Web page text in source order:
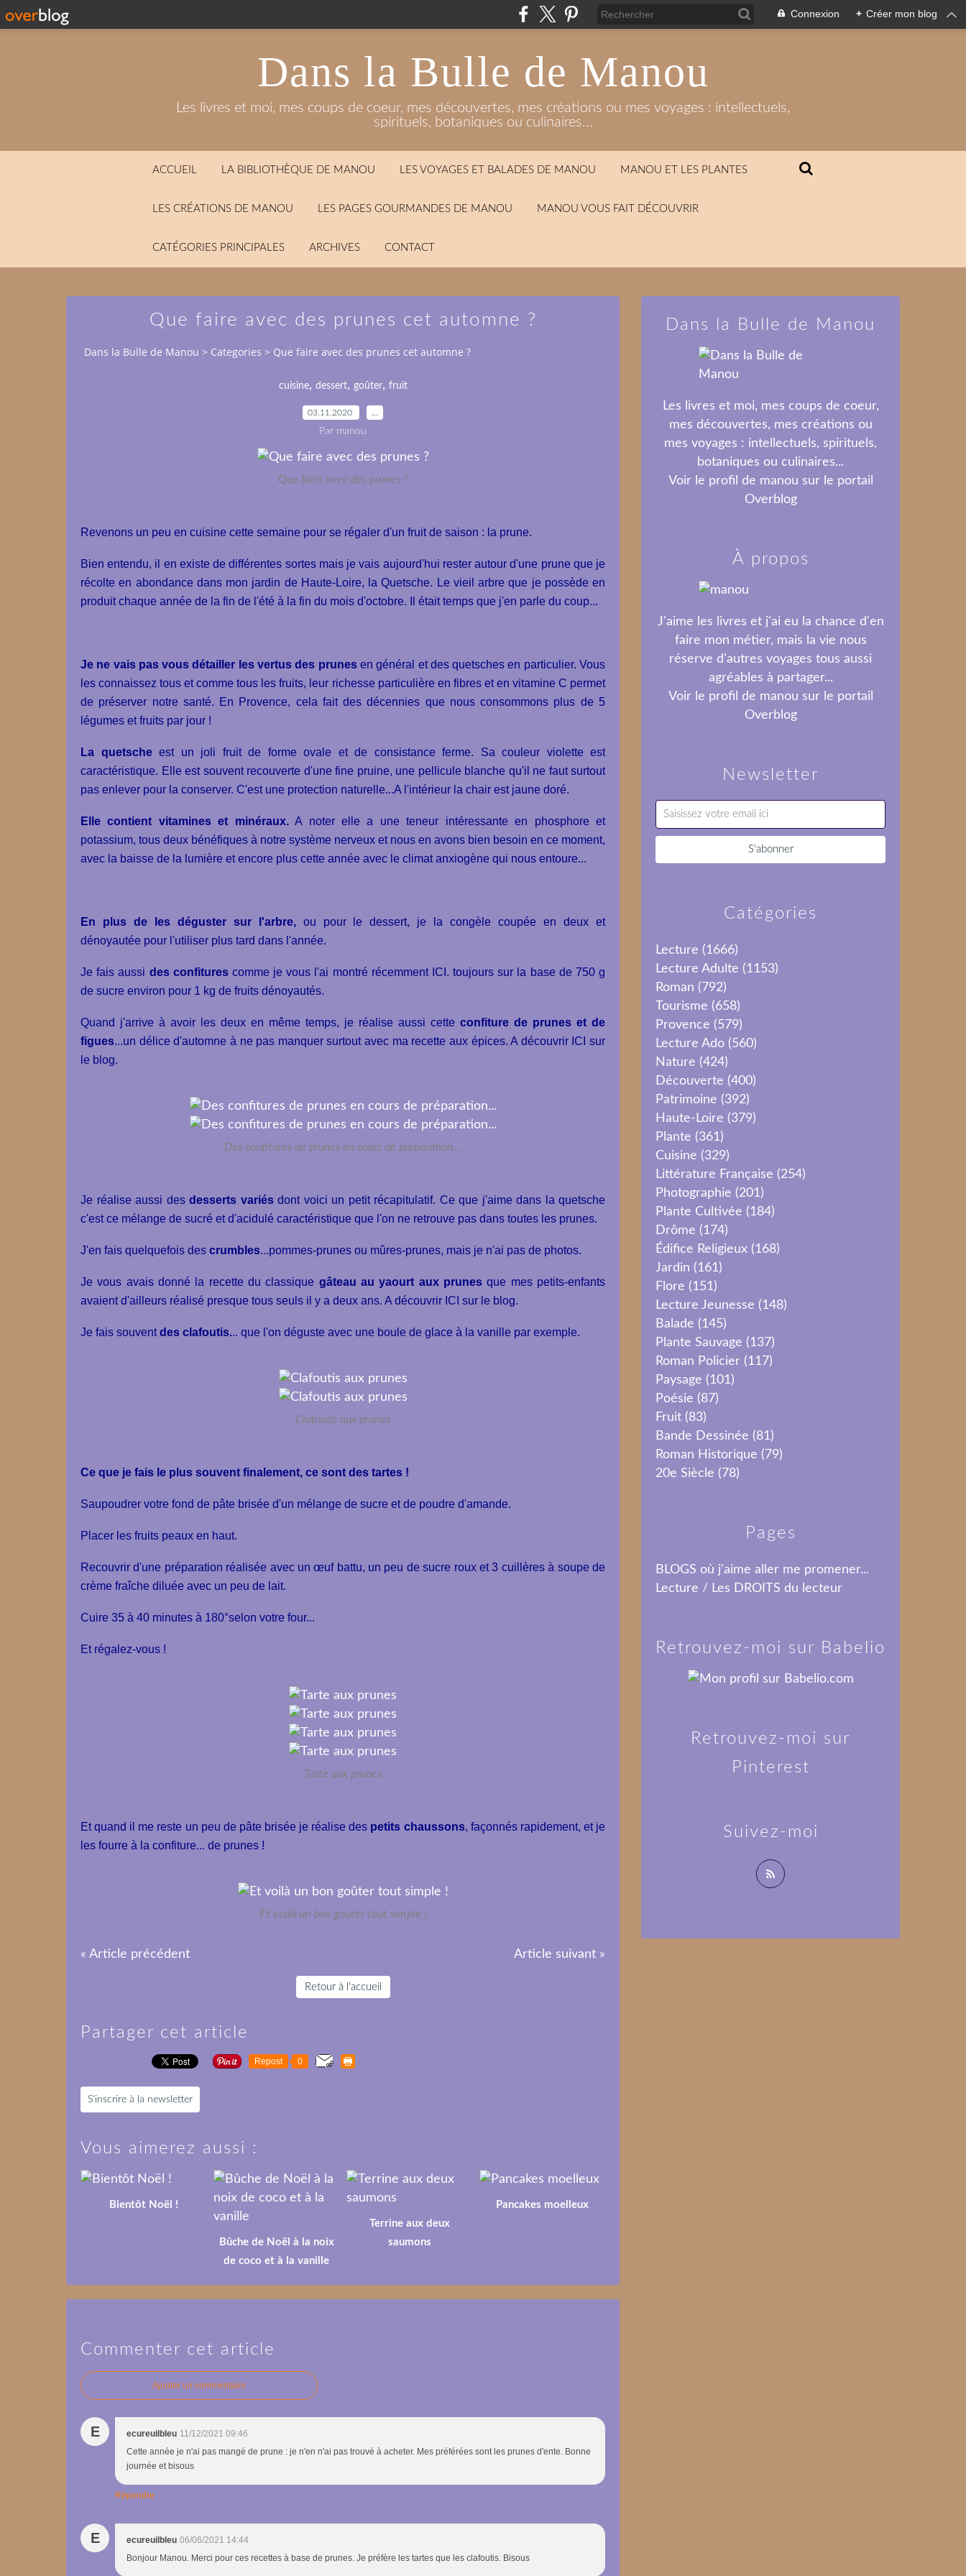
Connexion + Créer mon blog
Dans la Bulle de Manou
Les livres et moi, mes coups de coeur, mes découvertes, mes créations ou mes voyages : intellectuels,
spirituels, botaniques ou culinaires...
ACCUEIL LA BIBLIOTHÈQUE DE MANOU LES VOYAGES ET BALADES DE MANOU MANOU ET LES PLANTES
LES CRÉATIONS DE MANOU LES PAGES GOURMANDES DE MANOU MANOU VOUS FAIT DÉCOUVRIR
CATÉGORIES PRINCIPALES ARCHIVES CONTACT
Que faire avec des prunes cet automne ?
Dans la Bulle de Manou > Categories > Que faire avec des prunes cet automne ?
cuisine, dessert, goûter, fruit
03.11.2020
Par manou
Que faire avec des prunes ?
Revenons un peu en cuisine cette semaine pour se régaler d'un fruit de saison : la prune.
Bien entendu, il en existe de différentes sortes mais je vais aujourd'hui rester autour d'une prune que je
récolte en abondance dans mon jardin de Haute-Loire, la Quetsche. Le vieil arbre que je possède en
produit chaque année de la fin de l'été à la fin du mois d'octobre. Il était temps que j'en parle du coup...
Je ne vais pas vous détailler les vertus des prunes en général et des quetsches en particulier. Vous
les connaissez tous et comme tous les fruits, leur richesse particulière en fibres et en vitamine C permet
de préserver notre santé. En Provence, cela fait des décennies que nous consommons plus de 5
légumes et fruits par jour !
La quetsche est un joli fruit de forme ovale et de consistance ferme. Sa couleur violette est
caractéristique. Elle est souvent recouverte d'une fine pruine, une pellicule blanche qu'il ne faut surtout
pas enlever pour la conserver. C'est une protection naturelle...A l'intérieur la chair est jaune doré.
Elle contient vitamines et minéraux.A noter elle a une teneur intéressante en phosphore et
potassium, tous deux bénéfiques à notre système nerveux et nous en avons bien besoin en ce moment,
avec la baisse de la lumière et encore plus cette année avec le climat anxiogène qui nous entoure...
En plus de les déguster sur l'arbre,ou pour le dessert, je la congèle coupée en deux et
dénoyautée pour l'utiliser plus tard dans l'année.
Je fais aussi des confitures comme je vous l'ai montré récemment ICI.toujours sur la base de 750 g
de sucre environ pour 1 kg de fruits dénoyautés.
Quand j'arrive à avoir les deux en même temps, je réalise aussi cette confiture de prunes et de
figues...un délice d'automne à ne pas manquer surtout avec ma recette aux épices.A découvrir ICI sur
le blog.
Des confitures de prunes en cours de préparation...
Je réalise aussi des desserts variés dont voici un petit récapitulatif. Ce que j'aime dans la quetsche
c'est ce mélange de sucré et d'acidulé caractéristique que l'on ne retrouve pas dans toutes les prunes.
J'en fais quelquefois des crumbles...pommes-prunes ou mûres-prunes, mais je n'ai pas de photos.
Je vous avais donné la recette du classique gâteau au yaourt aux prunes que mes petits-enfants
avaient d'ailleurs réalisé presque tous seuls il y a deux ans. A découvrir ICI sur le blog.
Je fais souventdes clafoutis... que l'on déguste avec une boule de glace à la vanille par exemple.
Clafoutis aux prunes
Ce que je fais le plus souvent finalement, ce sont des tartes !
Saupoudrer votre fond de pâte brisée d'un mélange de sucre et de poudre d'amande.
Placer les fruits peaux en haut.
Recouvrir d'une préparation réalisée avec un œuf battu, un peu de sucre roux et 3 cuillères à soupe de
crème fraîche diluée avec un peu de lait.
Cuire 35 à 40 minutes à 180°selon votre four...
Et régalez-vous !
Tarte aux prunes
Et quand il me reste un peu de pâte brisée je réalise des petits chaussons, façonnés rapidement, et je
les fourre à la confiture... de prunes !
Et voilà un bon goûter tout simple !
« Article précédent Article suivant »
Retour à l'accueil
Partager cet article
Repost 0
S'inscrire à la newsletter
Vous aimerez aussi :
Bientôt Noël !
Bûche de Noël à la noix
de coco et à la vanille
Terrine aux deux
saumons
Pancakes moelleux
Commenter cet article
Ajouter un commentaire
E ecureuilbleu 11/12/2021 09:46
Cette année je n'ai pas mangé de prune : je n'en n'ai pas trouvé à acheter. Mes préférées sont les prunes d'ente. Bonne
journée et bisous
Répondre
E ecureuilbleu 06/06/2021 14:44
Bonjour Manou. Merci pour ces recettes à base de prunes. Je préfère les tartes que les clafoutis. Bisous
Newsletter
Catégories
Lecture (1666)
Lecture Adulte (1153)
Roman (792)
Tourisme (658)
Provence (579)
Lecture Ado (560)
Nature (424)
Découverte (400)
Patrimoine (392)
Haute-Loire (379)
Plante (361)
Cuisine (329)
Littérature Française (254)
Photographie (201)
Plante Cultivée (184)
Drôme (174)
Édifice Religieux (168)
Jardin (161)
Flore (151)
Lecture Jeunesse (148)
Balade (145)
Plante Sauvage (137)
Roman Policier (117)
Paysage (101)
Poésie (87)
Fruit (83)
Bande Dessinée (81)
Roman Historique (79)
20e Siècle (78)
Pages
BLOGS où j'aime aller me promener...
Lecture / Les DROITS du lecteur
Dans la Bulle de Manou
Les livres et moi, mes coups de coeur,
mes découvertes, mes créations ou
mes voyages : intellectuels, spirituels,
botaniques ou culinaires...
Voir le profil de manou sur le portail
Overblog
Suivez-moi
À propos
J'aime les livres et j'ai eu la chance d'en
faire mon métier, mais la vie nous
réserve d'autres voyages tous aussi
agréables à partager...
Voir le profil de manou sur le portail
Overblog
Retrouvez-moi sur Babelio
Retrouvez-moi sur
Pinterest